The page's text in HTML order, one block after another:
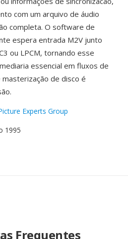
com um arquivo de áudio
completa. O software de
espera entrada M2V junto
ou LPCM, tornando esse
essencial em fluxos de
de disco é
Experts Group
1995
Frequentes